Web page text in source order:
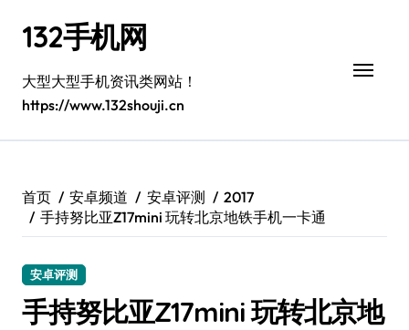
132手机网
大型大型手机资讯类网站！
https://www.132shouji.cn
首页 安卓频道 安卓评测
2017
手持努比亚Z17mini 玩转北京地铁手机一卡通
安卓评测
手持努比亚Z17mini 玩转北京地